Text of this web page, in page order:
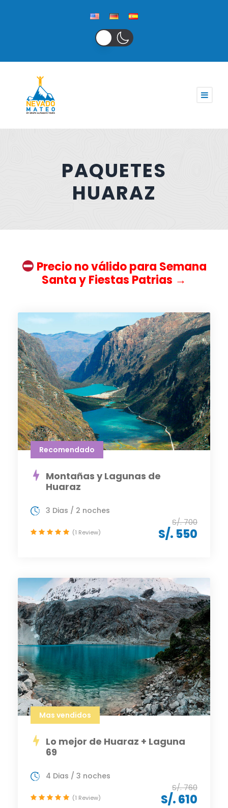
PAQUETES
HUARAZ
Precio no válido para Semana
Santa y Fiestas Patrias →
Recomendado
Montañas y Lagunas de
Huaraz
S/. 700
S/. 550
3 Dias / 2 noches
(1 Review)
Mas vendidos
Lo mejor de Huaraz + Laguna
69
S/. 760
S/. 610
4 Dias / 3 noches
(1 Review)